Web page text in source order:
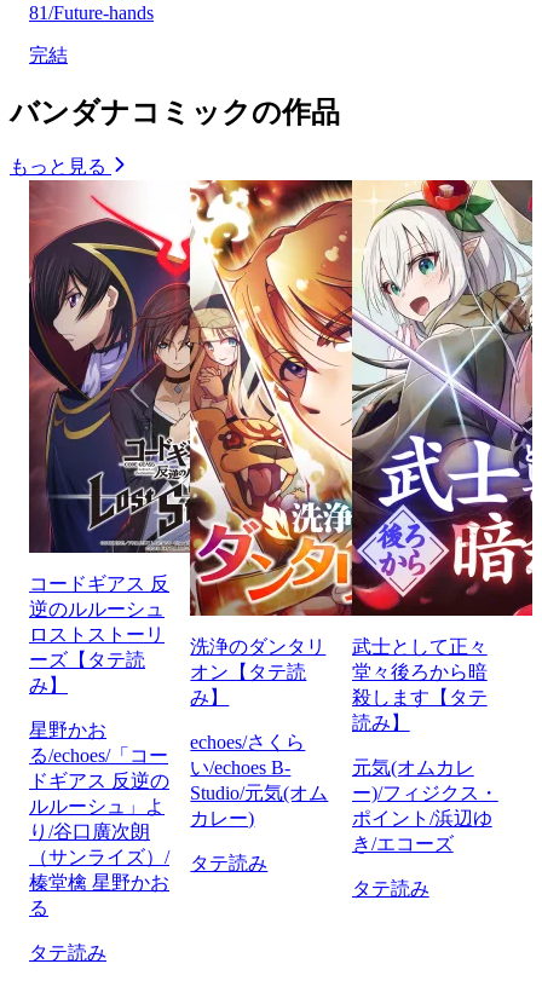
81/Future-hands
完結
バンダナコミックの作品
もっと見る
コードギアス 反
逆のルルーシュ
ロストストーリ
ーズ【タテ読
み】
星野かお
る/echoes/「コー
ドギアス 反逆の
ルルーシュ」よ
り/谷口廣次朗
（サンライズ）/
榛堂檎 星野かお
る
タテ読み
洗浄のダンタリ
オン【タテ読
み】
echoes/さくら
い/echoes B-
Studio/元気(オム
カレー)
タテ読み
武士として正々
堂々後ろから暗
殺します【タテ
読み】
元気(オムカレ
ー)/フィジクス・
ポイント/浜辺ゆ
き/エコーズ
タテ読み